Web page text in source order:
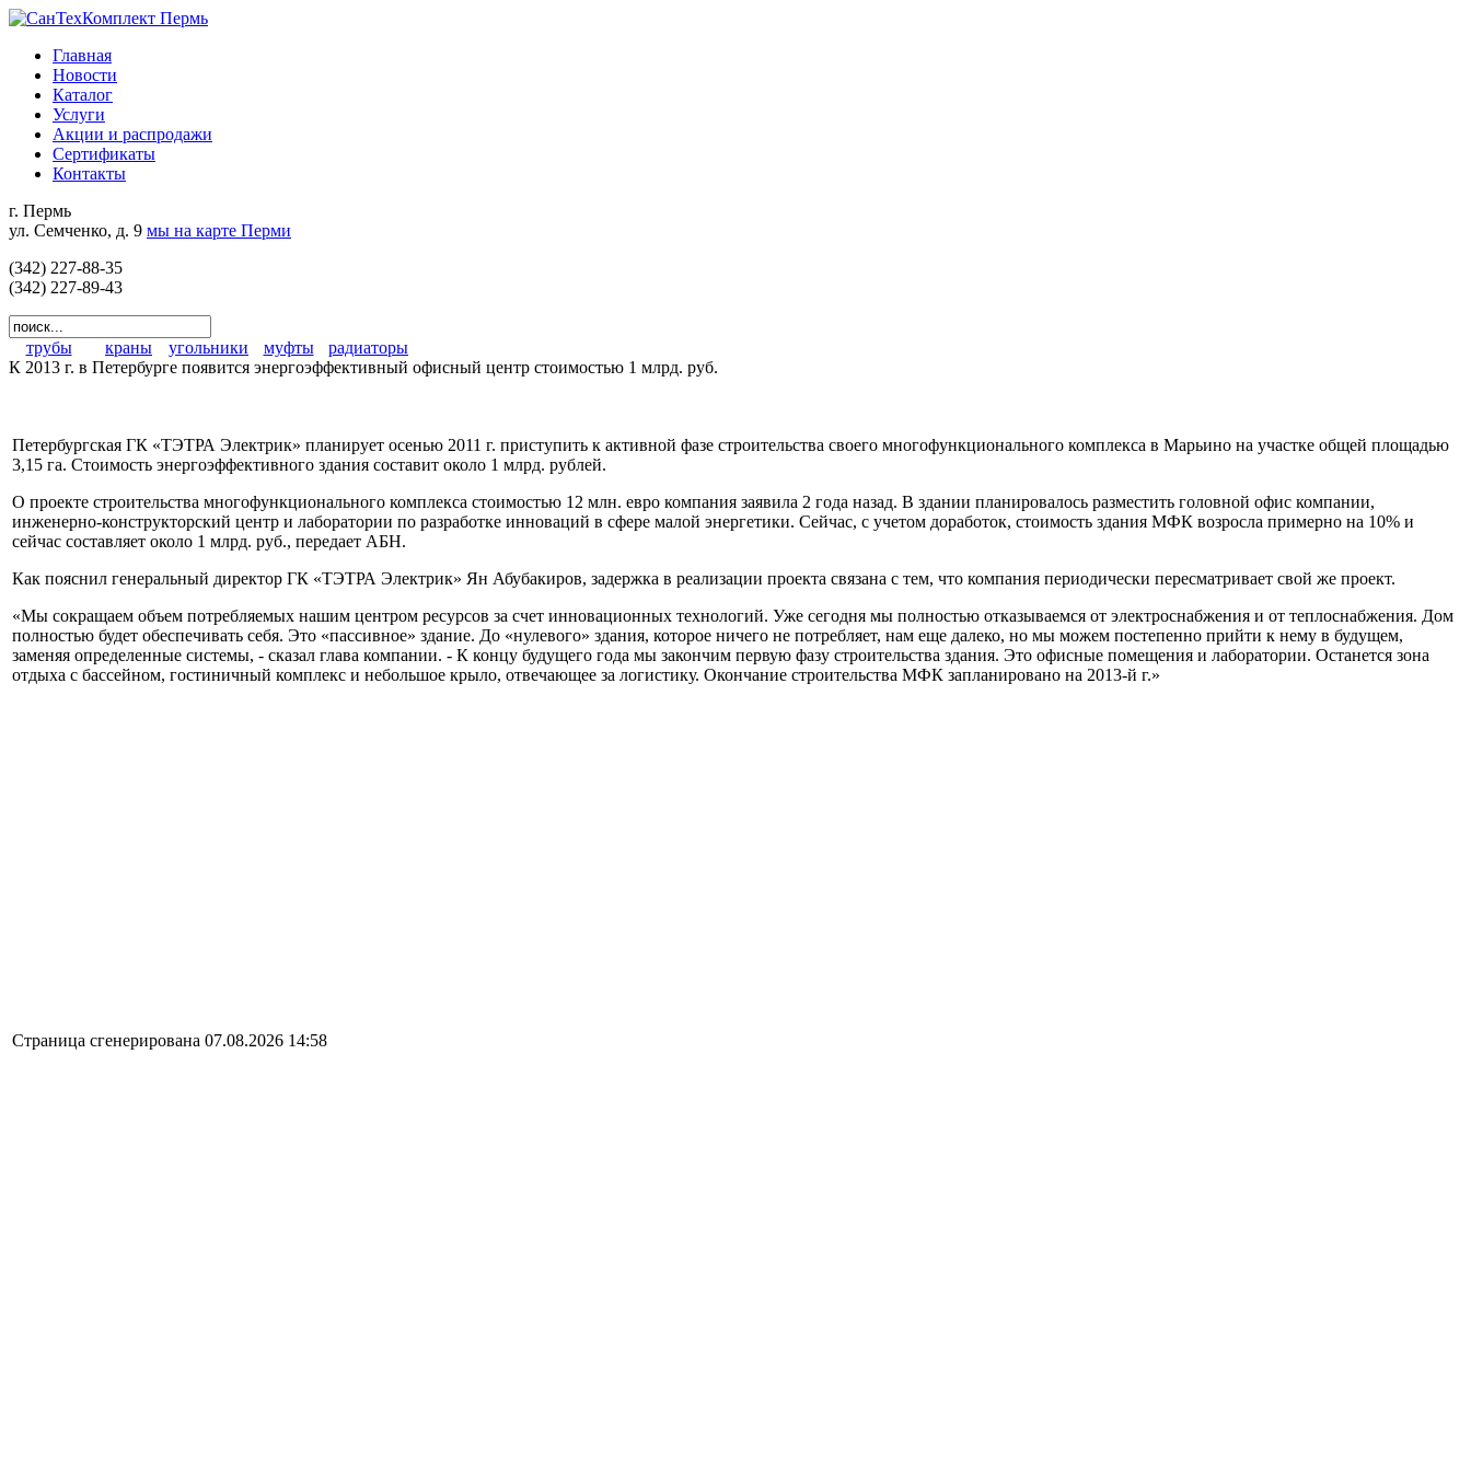
Главная
Новости
Каталог
Услуги
Акции и распродажи
Сертификаты
Контакты
г. Пермь
ул. Семченко, д. 9 мы на карте Перми
(342) 227-88-35
(342) 227-89-43
трубы краны угольники муфты
радиаторы
К 2013 г. в Петербурге появится энергоэффективный офисный центр стоимостью 1 млрд. руб.
Петербургская ГК «ТЭТРА Электрик» планирует осенью 2011 г. приступить к активной фазе строительства своего многофункционального комплекса в Марьино на участке общей площадью
3,15 га. Стоимость энергоэффективного здания составит около 1 млрд. рублей.
О проекте строительства многофункционального комплекса стоимостью 12 млн. евро компания заявила 2 года назад. В здании планировалось разместить головной офис компании,
инженерно-конструкторский центр и лаборатории по разработке инноваций в сфере малой энергетики. Сейчас, с учетом доработок, стоимость здания МФК возросла примерно на 10% и
сейчас составляет около 1 млрд. руб., передает АБН.
Как пояснил генеральный директор ГК «ТЭТРА Электрик» Ян Абубакиров, задержка в реализации проекта связана с тем, что компания периодически пересматривает свой же проект.
«Мы сокращаем объем потребляемых нашим центром ресурсов за счет инновационных технологий. Уже сегодня мы полностью отказываемся от электроснабжения и от теплоснабжения. Дом
полностью будет обеспечивать себя. Это «пассивное» здание. До «нулевого» здания, которое ничего не потребляет, нам еще далеко, но мы можем постепенно прийти к нему в будущем,
заменяя определенные системы, - сказал глава компании. - К концу будущего года мы закончим первую фазу строительства здания. Это офисные помещения и лаборатории. Останется зона
отдыха с бассейном, гостиничный комплекс и небольшое крыло, отвечающее за логистику. Окончание строительства МФК запланировано на 2013-й г.»
Страница сгенерирована 07.08.2026 14:58